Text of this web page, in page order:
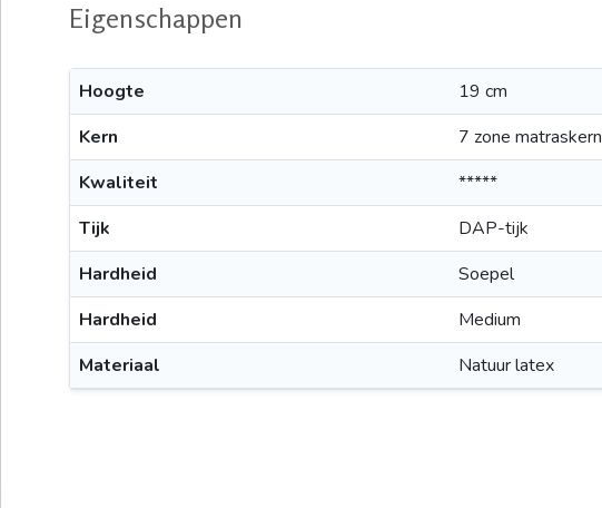
Eigenschappen
Hoogte
19 cm
Kern
7 zone matraskern
Kwaliteit
*****
Tijk
DAP-tijk
Hardheid
Soepel
Hardheid
Medium
Materiaal
Natuur latex